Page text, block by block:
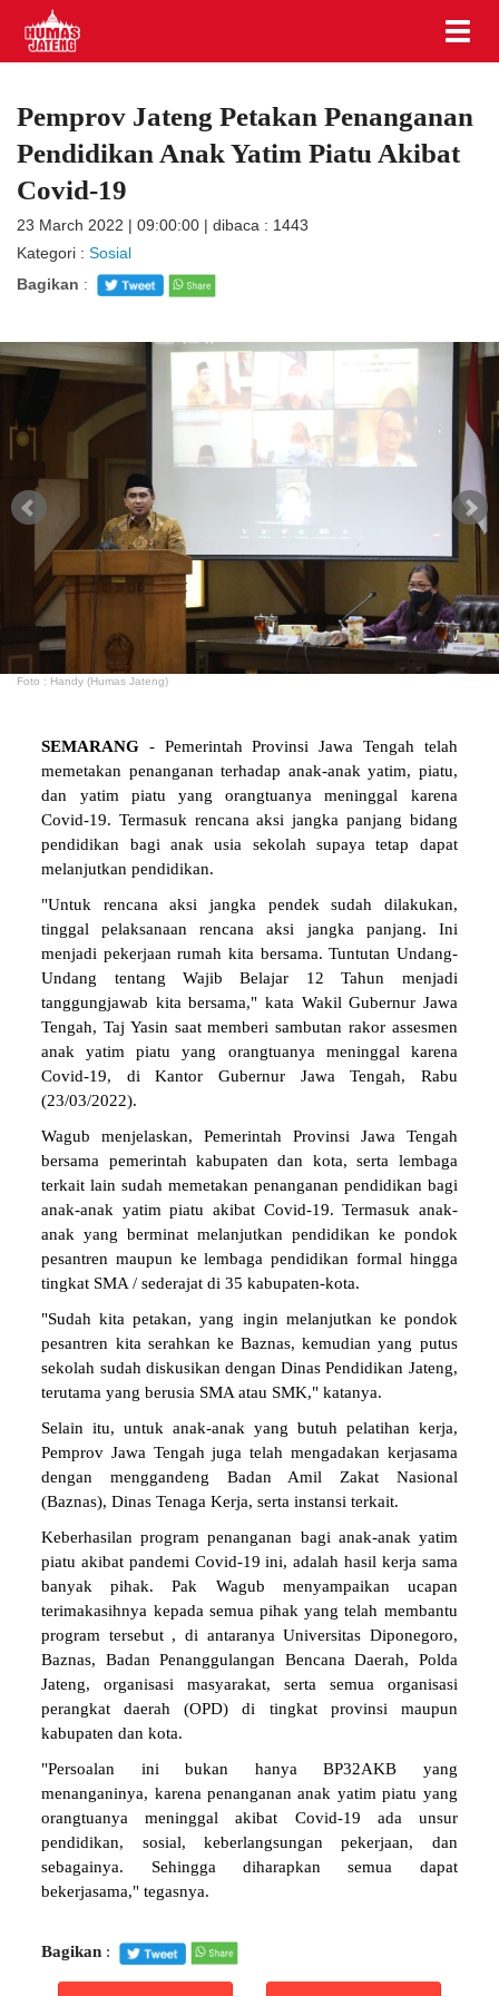
Pemprov Jateng Petakan Penanganan
Pendidikan Anak Yatim Piatu Akibat
Covid-19
23 March 2022 | 09:00:00 | dibaca : 1443
Kategori : Sosial
Bagikan :
Foto : Handy (Humas Jateng)
SEMARANG - Pemerintah Provinsi Jawa Tengah telah
memetakan penanganan terhadap anak-anak yatim, piatu,
dan yatim piatu yang orangtuanya meninggal karena
Covid-19. Termasuk rencana aksi jangka panjang bidang
pendidikan bagi anak usia sekolah supaya tetap dapat
melanjutkan pendidikan.
"Untuk rencana aksi jangka pendek sudah dilakukan,
tinggal pelaksanaan rencana aksi jangka panjang. Ini
menjadi pekerjaan rumah kita bersama. Tuntutan Undang-
Undang tentang Wajib Belajar 12 Tahun menjadi
tanggungjawab kita bersama," kata Wakil Gubernur Jawa
Tengah, Taj Yasin saat memberi sambutan rakor assesmen
anak yatim piatu yang orangtuanya meninggal karena
Covid-19, di Kantor Gubernur Jawa Tengah, Rabu
(23/03/2022).
Wagub menjelaskan, Pemerintah Provinsi Jawa Tengah
bersama pemerintah kabupaten dan kota, serta lembaga
terkait lain sudah memetakan penanganan pendidikan bagi
anak-anak yatim piatu akibat Covid-19. Termasuk anak-
anak yang berminat melanjutkan pendidikan ke pondok
pesantren maupun ke lembaga pendidikan formal hingga
tingkat SMA / sederajat di 35 kabupaten-kota.
"Sudah kita petakan, yang ingin melanjutkan ke pondok
pesantren kita serahkan ke Baznas, kemudian yang putus
sekolah sudah diskusikan dengan Dinas Pendidikan Jateng,
terutama yang berusia SMA atau SMK," katanya.
Selain itu, untuk anak-anak yang butuh pelatihan kerja,
Pemprov Jawa Tengah juga telah mengadakan kerjasama
dengan menggandeng Badan Amil Zakat Nasional
(Baznas), Dinas Tenaga Kerja, serta instansi terkait.
Keberhasilan program penanganan bagi anak-anak yatim
piatu akibat pandemi Covid-19 ini, adalah hasil kerja sama
banyak pihak. Pak Wagub menyampaikan ucapan
terimakasihnya kepada semua pihak yang telah membantu
program tersebut , di antaranya Universitas Diponegoro,
Baznas, Badan Penanggulangan Bencana Daerah, Polda
Jateng, organisasi masyarakat, serta semua organisasi
perangkat daerah (OPD) di tingkat provinsi maupun
kabupaten dan kota.
"Persoalan ini bukan hanya BP32AKB yang
menanganinya, karena penanganan anak yatim piatu yang
orangtuanya meninggal akibat Covid-19 ada unsur
pendidikan, sosial, keberlangsungan pekerjaan, dan
sebagainya. Sehingga diharapkan semua dapat
bekerjasama," tegasnya.
Bagikan :